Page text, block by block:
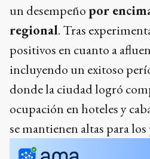
un desempeño por
regional. Tras
positivos en cuanto a
incluyendo un exitoso
donde la ciudad logró
ocupación en hoteles y
se mantienen altas para